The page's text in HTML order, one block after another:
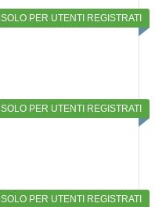
SOLO PER UTENTI REGISTRATI
SOLO PER UTENTI REGISTRATI
SOLO PER UTENTI REGISTRATI